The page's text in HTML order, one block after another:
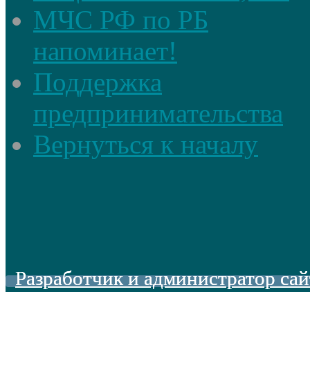
МЧС РФ по РБ
напоминает!
Поддержка
предпринимательства
Вернуться к началу
Разработчик и администратор